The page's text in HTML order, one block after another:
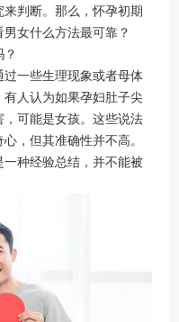
判断。那么，怀孕初期
女什么方法最可靠？
一些生理现象或者母体
人认为如果孕妇肚子尖
可能是女孩。这些说法
，但其准确性并不高。
种经验总结，并不能被